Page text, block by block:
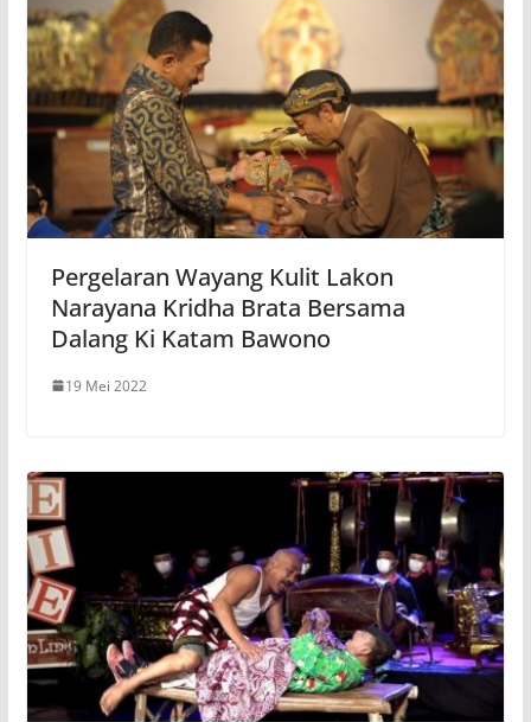
Pergelaran Wayang Kulit Lakon
Narayana Kridha Brata Bersama
Dalang Ki Katam Bawono
19 Mei 2022